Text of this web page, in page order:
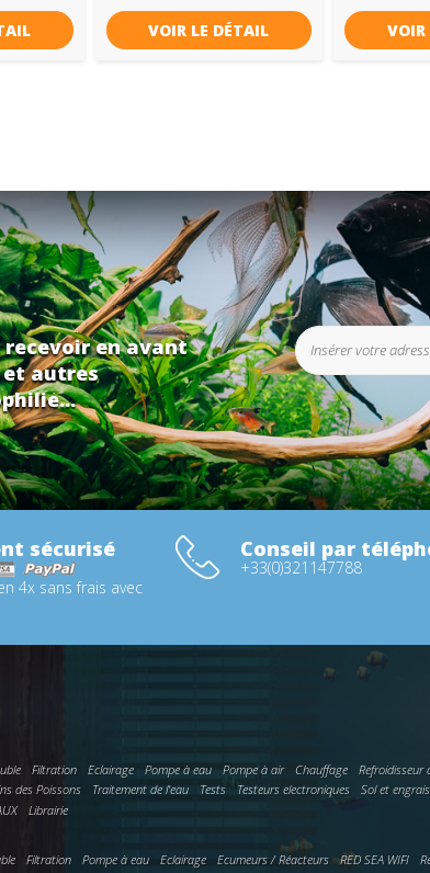
VOIR LE DÉTAIL
VOIR
en avant
autres
sécurisé
4x sans frais avec
Conseil par
+33(0)321147788
Filtration Eclairage Pompe à eau Pompe à air Chauffage Refroidisseur
des Poissons Traitement de l'eau Tests Testeurs electroniques Sol et engrais
Librairie
Filtration Pompe à eau Eclairage Ecumeurs / Réacteurs RED SEA WIFI